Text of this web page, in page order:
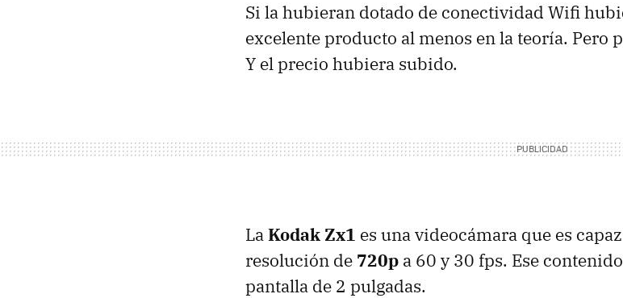
Si la hubieran dotado de conectividad Wifi
excelente producto al menos en la teoría. Pero
Y el precio hubiera subido.
LaKodak Zx1 es una videocámara que es
resolución de 720p a 60 y 30 fps. Ese
pantalla de 2 pulgadas.